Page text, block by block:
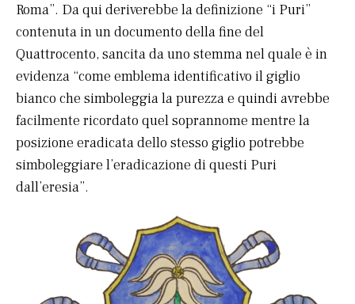
Roma”. Da qui deriverebbe la definizione “i Puri”
contenuta in un documento della fine del
Quattrocento, sancita da uno stemma nel quale è in
evidenza “come emblema identificativo il giglio
bianco che simboleggia la purezza e quindi avrebbe
facilmente ricordato quel soprannome mentre la
posizione eradicata dello stesso giglio potrebbe
simboleggiare l’eradicazione di questi Puri
dall’eresia”.